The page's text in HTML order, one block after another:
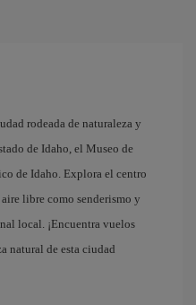
rodeada de naturaleza y
de Idaho, el Museo de
de Idaho. Explora el centro
libre como senderismo y
local. ¡Encuentra vuelos
natural de esta ciudad